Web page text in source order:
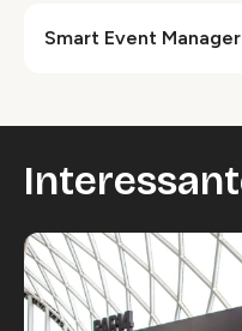
Smart Event Manager